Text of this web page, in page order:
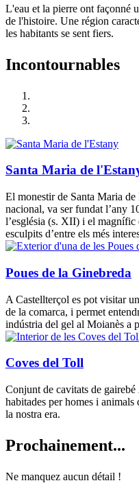
L'eau et la pierre ont façonné
de l'histoire. Une région
les habitants se sent fiers.
Incontournables
Santa Maria de
El monestir de Santa Maria de
nacional, va ser fundat l’any
l’església (s. XII) i el
esculpits d’entre els més
Poues de la Ginebreda
A Castellterçol es pot visitar
de la comarca, i permet
indústria del gel al Moianès a
Coves del Toll
Conjunt de cavitats de
habitades per homes i animals
la nostra era.
Prochainement...
Ne manquez aucun détail !